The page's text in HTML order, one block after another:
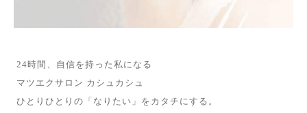
24時間、自信を持った私になる
マツエクサロン カシュカシュ
ひとりひとりの「なりたい」をカタチにする。